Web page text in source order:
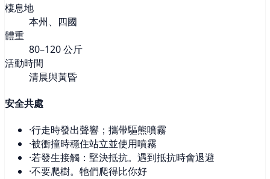
棲息地
本州、四國
體重
80–120 公斤
活動時間
清晨與黃昏
安全共處
·行走時發出聲響；攜帶驅熊噴霧
·被衝撞時穩住站立並使用噴霧
·若發生接觸：堅決抵抗。遇到抵抗時會退避
·不要爬樹。牠們爬得比你好